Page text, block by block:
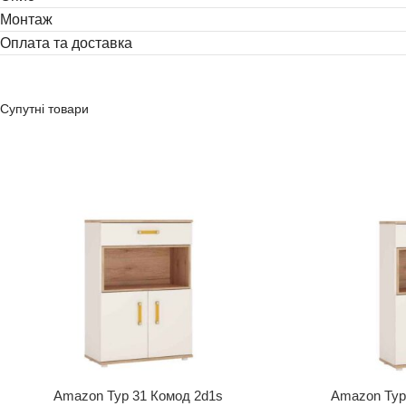
Монтаж
Оплата та доставка
Супутні товари
Amazon Typ 31 Комод 2d1s Amazon